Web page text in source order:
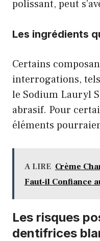
polissant, peut
Les ingrédients
Certains
interrogations,
le Sodium Lauryl
abrasif. Pour
éléments
A LIRE Crème
Faut-il Confiance
Les risques
dentifrices